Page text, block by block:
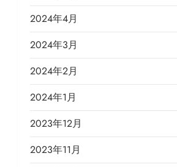
2024年4月
2024年3月
2024年2月
2024年1月
2023年12月
2023年11月